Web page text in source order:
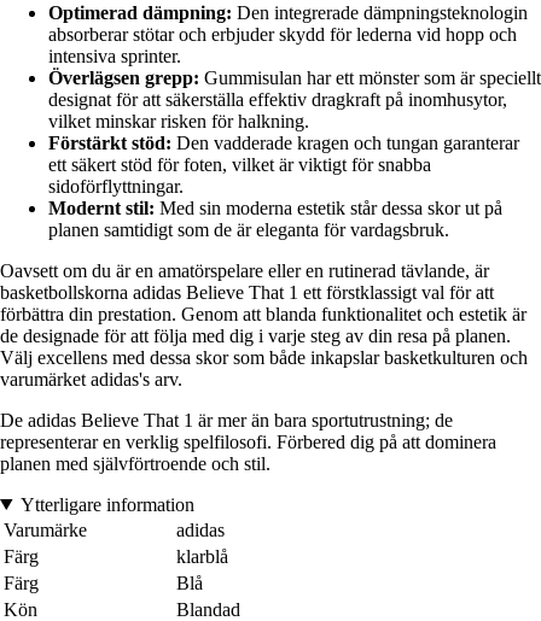
Optimerad dämpning: Den integrerade dämpningsteknologin
absorberar stötar och erbjuder skydd för lederna vid hopp och
intensiva sprinter.
Överlägsen grepp: Gummisulan har ett mönster som är speciellt
designat för att säkerställa effektiv dragkraft på inomhusytor,
vilket minskar risken för halkning.
Förstärkt stöd: Den vadderade kragen och tungan garanterar
ett säkert stöd för foten, vilket är viktigt för snabba
sidoförflyttningar.
Modernt stil: Med sin moderna estetik står dessa skor ut på
planen samtidigt som de är eleganta för vardagsbruk.
Oavsett om du är en amatörspelare eller en rutinerad tävlande, är
basketbollskorna adidas Believe That 1 ett förstklassigt val för att
förbättra din prestation. Genom att blanda funktionalitet och estetik är
de designade för att följa med dig i varje steg av din resa på planen.
Välj excellens med dessa skor som både inkapslar basketkulturen och
varumärket adidas's arv.
De adidas Believe That 1 är mer än bara sportutrustning; de
representerar en verklig spelfilosofi. Förbered dig på att dominera
planen med självförtroende och stil.
Ytterligare information
Varumärke
adidas
Färg
klarblå
Färg
Blå
Kön
Blandad